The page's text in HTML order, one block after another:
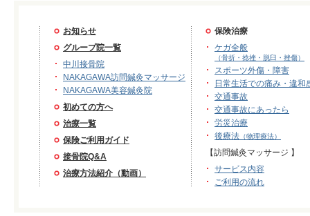
お知らせ
グループ院一覧
中川接骨院
NAKAGAWA訪問鍼灸マッサージ
NAKAGAWA美容鍼灸院
初めての方へ
治療一覧
保険ご利用ガイド
接骨院Q&A
治療方法紹介（動画）
保険治療
ケガ全般
（骨折・捻挫・脱臼・挫傷）
スポーツ外傷・障害
日常生活での痛み・違和
交通事故
交通事故にあったら
労災治療
後療法 （物理療法）
【訪問鍼灸マッサージ 】
サービス内容
ご利用の流れ